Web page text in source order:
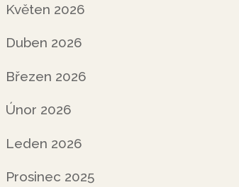
Květen 2026
Duben 2026
Březen 2026
Únor 2026
Leden 2026
Prosinec 2025